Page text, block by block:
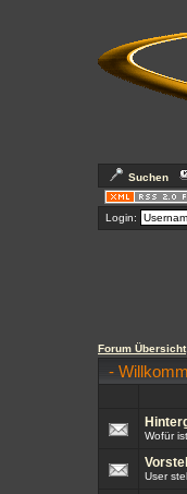
Suchen
Login:
Forum Übersicht
-
Wofür
User